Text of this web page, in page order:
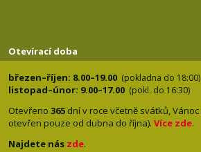
Otevírací doba
březen–říjen: 8.00–19.00 (pokladna do 18:00)
listopad–únor: 9.00–17.00 (pokl. do 16:30)
Otevřeno 365 dní v roce včetně svátků,
otevřen pouze od dubna do října). Více zde.
Najdete nás zde.